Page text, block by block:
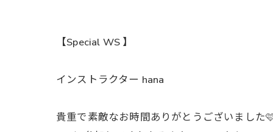
【Special WS 】
インストラクター hana
貴重で素敵なお時間ありがとうございました